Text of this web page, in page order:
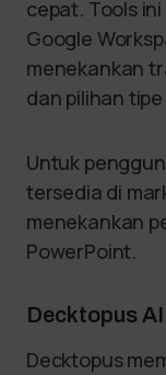
cepat. Tools
Google
menekankan
dan pilihan
Untuk
tersedia di
menekankan
PowerPoint.
Decktopus AI
Decktopus